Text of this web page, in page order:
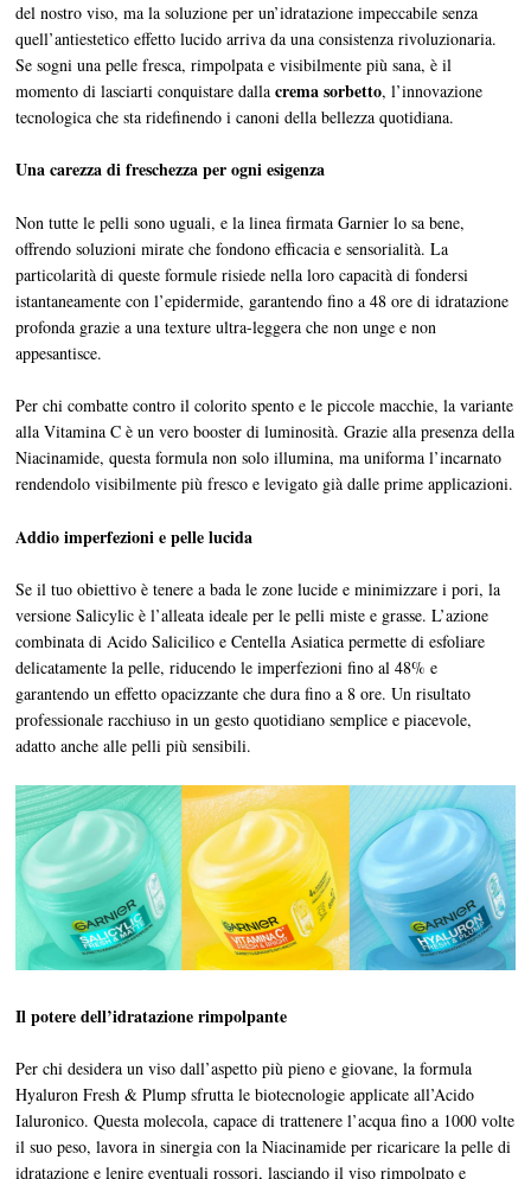
del nostro viso, ma la soluzione per un’idratazione impeccabile senza
quell’antiestetico effetto lucido arriva da una consistenza rivoluzionaria.
Se sogni una pelle fresca, rimpolpata e visibilmente più sana, è il
momento di lasciarti conquistare dallacrema sorbetto, l’innovazione
tecnologica che sta ridefinendo i canoni della bellezza quotidiana.
Una carezza di freschezza per ogni esigenza
Non tutte le pelli sono uguali, e la linea firmata Garnier lo sa bene,
offrendo soluzioni mirate che fondono efficacia e sensorialità. La
particolarità di queste formule risiede nella loro capacità di fondersi
istantaneamente con l’epidermide, garantendo fino a 48 ore di idratazione
profonda grazie a una texture ultra-leggera che non unge e non
appesantisce.
Per chi combatte contro il colorito spento e le piccole macchie, la variante
alla Vitamina C è un vero booster di luminosità. Grazie alla presenza della
Niacinamide, questa formula non solo illumina, ma uniforma l’incarnato
rendendolo visibilmente più fresco e levigato già dalle prime applicazioni.
Addio imperfezioni e pelle lucida
Se il tuo obiettivo è tenere a bada le zone lucide e minimizzare i pori, la
versione Salicylic è l’alleata ideale per le pelli miste e grasse. L’azione
combinata di Acido Salicilico e Centella Asiatica permette di esfoliare
delicatamente la pelle, riducendo le imperfezioni fino al 48% e
garantendo un effetto opacizzante che dura fino a 8 ore. Un risultato
professionale racchiuso in un gesto quotidiano semplice e piacevole,
adatto anche alle pelli più sensibili.
Il potere dell’idratazione rimpolpante
Per chi desidera un viso dall’aspetto più pieno e giovane, la formula
Hyaluron Fresh & Plump sfrutta le biotecnologie applicate all’Acido
Ialuronico. Questa molecola, capace di trattenere l’acqua fino a 1000 volte
il suo peso, lavora in sinergia con la Niacinamide per ricaricare la pelle di
idratazione e lenire eventuali rossori, lasciando il viso rimpolpato e